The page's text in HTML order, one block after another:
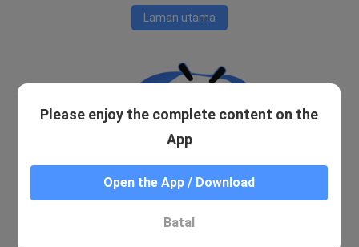
Laman utama
Please enjoy the complete content on the
App
Open the App / Download
Batal